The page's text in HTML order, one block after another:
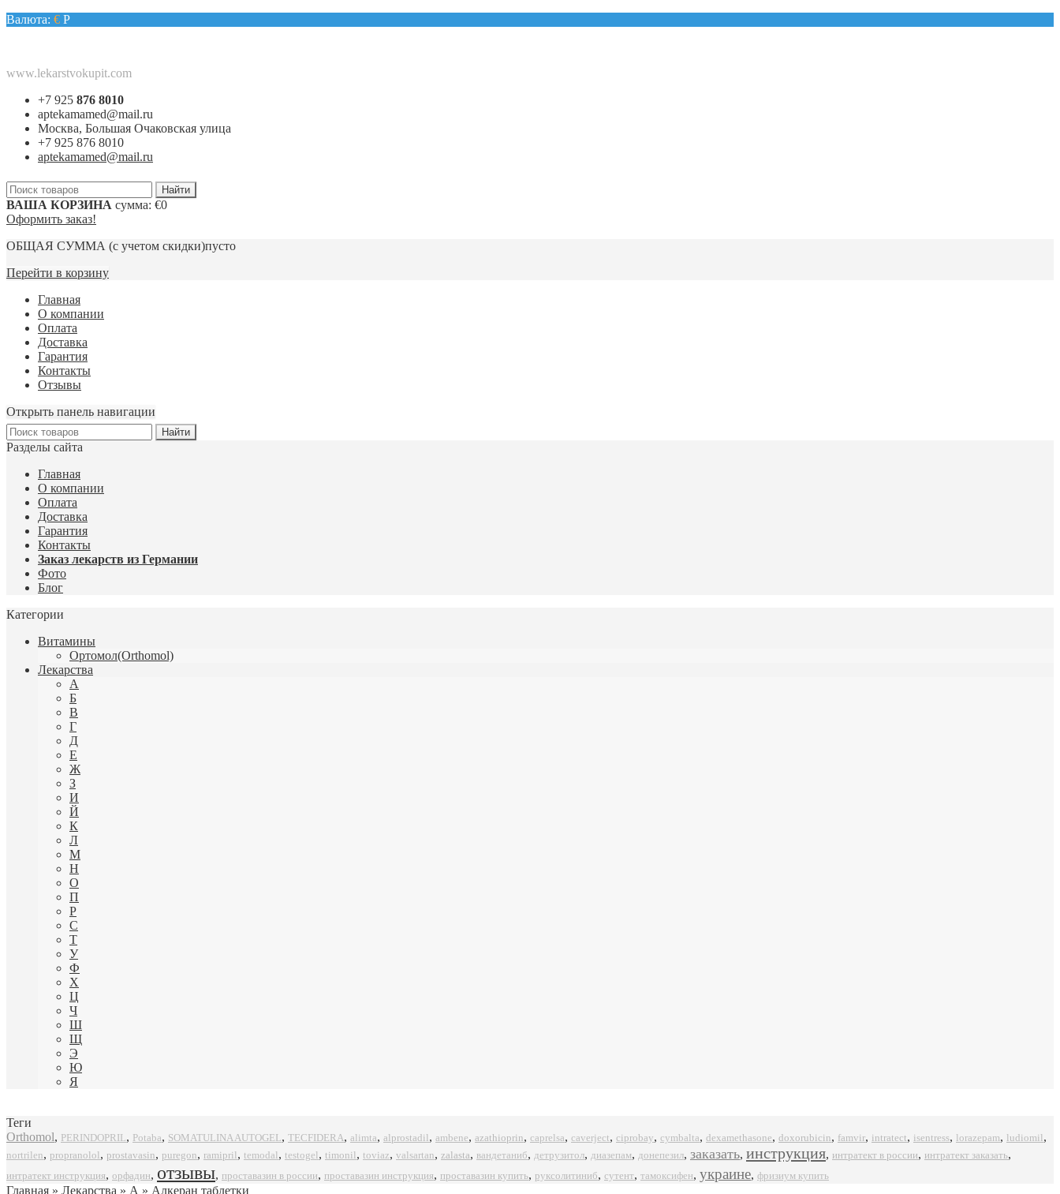
Валюта: € Р
www.lekarstvokupit.com
+7 925 876 8010
aptekamamed@mail.ru
Москва, Большая Очаковская улица
+7 925 876 8010
aptekamamed@mail.ru
ВАША КОРЗИНА сумма: €0
Оформить заказ!
ОБЩАЯ СУММА (с учетом скидки)пусто
Перейти в корзину
Главная
О компании
Оплата
Доставка
Гарантия
Контакты
Отзывы
Открыть панель навигации
Разделы сайта
Главная
О компании
Оплата
Доставка
Гарантия
Контакты
Заказ лекарств из Германии
Фото
Блог
Категории
Витамины
Ортомол(Orthomol)
Лекарства
А
Б
В
Г
Д
Е
Ж
З
И
Й
К
Л
М
Н
О
П
Р
С
Т
У
Ф
Х
Ц
Ч
Ш
Щ
Э
Ю
Я
Теги
Orthomol, PERINDOPRIL, Potaba, SOMATULINA AUTOGEL, TECFIDERA, alimta, alprostadil, ambene, azathioprin, caprelsa, caverject, ciprobay, cymbalta, dexamethasone, doxorubicin, famvir, intratect, isentress, lorazepam, ludiomil,
nortrilen, propranolol, prostavasin, puregon, ramipril, temodal , testogel , timonil, toviaz, valsartan, zalasta, вандетаниб, детрузитол, диазепам, донепезил, заказать, инструкция, интратект в россии, интратект заказать,
интратект инструкция, орфадин, отзывы, проставазин в россии, проставазин инструкция, проставазин купить, руксолитиниб, сутент, тамоксифен, украине, фризиум купить
Главная » Лекарства » А » Алкеран таблетки